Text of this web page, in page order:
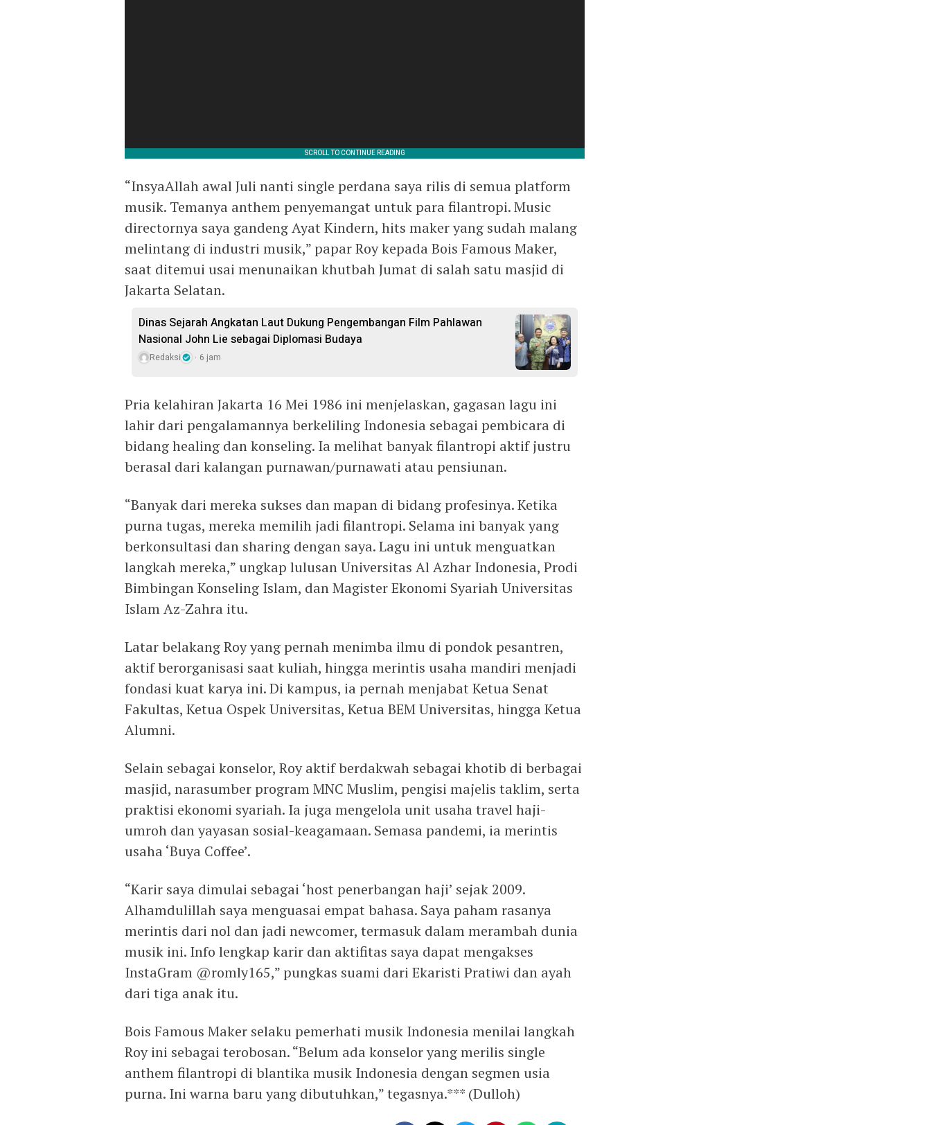
“InsyaAllah awal Juli nanti single perdana saya rilis di semua platform
musik. Temanya anthem penyemangat untuk para filantropi. Music
directornya saya gandeng Ayat Kindern, hits maker yang sudah malang
melintang di industri musik,” papar Roy kepada Bois Famous Maker,
saat ditemui usai menunaikan khutbah Jumat di salah satu masjid di
Jakarta Selatan.
Dinas Sejarah Angkatan Laut Dukung Pengembangan Film Pahlawan
Nasional John Lie sebagai Diplomasi Budaya
Redaksi 6 jam
Pria kelahiran Jakarta 16 Mei 1986 ini menjelaskan, gagasan lagu ini
lahir dari pengalamannya berkeliling Indonesia sebagai pembicara di
bidang healing dan konseling. Ia melihat banyak filantropi aktif justru
berasal dari kalangan purnawan/purnawati atau pensiunan.
“Banyak dari mereka sukses dan mapan di bidang profesinya. Ketika
purna tugas, mereka memilih jadi filantropi. Selama ini banyak yang
berkonsultasi dan sharing dengan saya. Lagu ini untuk menguatkan
langkah mereka,” ungkap lulusan Universitas Al Azhar Indonesia, Prodi
Bimbingan Konseling Islam, dan Magister Ekonomi Syariah Universitas
Islam Az-Zahra itu.
Latar belakang Roy yang pernah menimba ilmu di pondok pesantren,
aktif berorganisasi saat kuliah, hingga merintis usaha mandiri menjadi
fondasi kuat karya ini. Di kampus, ia pernah menjabat Ketua Senat
Fakultas, Ketua Ospek Universitas, Ketua BEM Universitas, hingga Ketua
Alumni.
Selain sebagai konselor, Roy aktif berdakwah sebagai khotib di berbagai
masjid, narasumber program MNC Muslim, pengisi majelis taklim, serta
praktisi ekonomi syariah. Ia juga mengelola unit usaha travel haji-
umroh dan yayasan sosial-keagamaan. Semasa pandemi, ia merintis
usaha ‘Buya Coffee’.
“Karir saya dimulai sebagai ‘host penerbangan haji’ sejak 2009.
Alhamdulillah saya menguasai empat bahasa. Saya paham rasanya
merintis dari nol dan jadi newcomer, termasuk dalam merambah dunia
musik ini. Info lengkap karir dan aktifitas saya dapat mengakses
InstaGram @romly165,” pungkas suami dari Ekaristi Pratiwi dan ayah
dari tiga anak itu.
Bois Famous Maker selaku pemerhati musik Indonesia menilai langkah
Roy ini sebagai terobosan. “Belum ada konselor yang merilis single
anthem filantropi di blantika musik Indonesia dengan segmen usia
purna. Ini warna baru yang dibutuhkan,” tegasnya.*** (Dulloh)